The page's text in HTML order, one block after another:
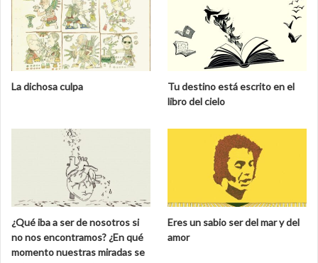
La dichosa culpa
Tu destino está escrito en el
libro del cielo
¿Qué iba a ser de nosotros si
no nos encontramos? ¿En qué
momento nuestras miradas se
Eres un sabio ser del mar y del
amor